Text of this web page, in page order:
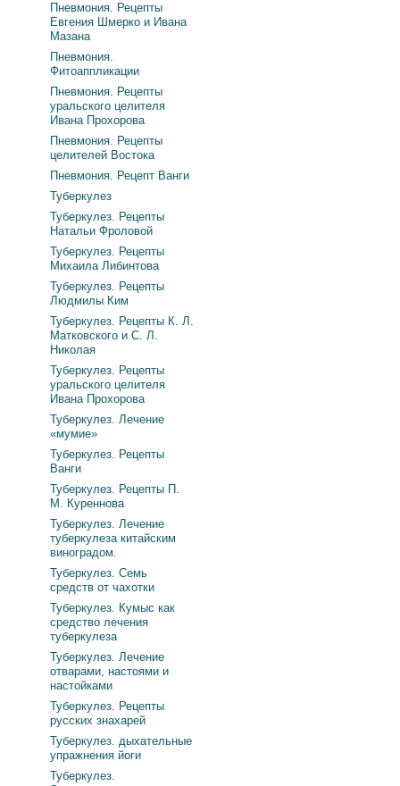
Пневмония. Рецепты
Евгения Шмерко и Ивана
Мазана
Пневмония.
Фитоаппликации
Пневмония. Рецепты
уральского целителя
Ивана Прохорова
Пневмония. Рецепты
целителей Востока
Пневмония. Рецепт Ванги
Туберкулез
Туберкулез. Рецепты
Натальи Фроловой
Туберкулез. Рецепты
Михаила Либинтова
Туберкулез. Рецепты
Людмилы Ким
Туберкулез. Рецепты К. Л.
Матковского и С. Л.
Николая
Туберкулез. Рецепты
уральского целителя
Ивана Прохорова
Туберкулез. Лечение
«мумие»
Туберкулез. Рецепты
Ванги
Туберкулез. Рецепты П.
М. Куреннова
Туберкулез. Лечение
туберкулеза китайским
виноградом.
Туберкулез. Семь
средств от чахотки
Туберкулез. Кумыс как
средство лечения
туберкулеза
Туберкулез. Лечение
отварами, настоями и
настойками
Туберкулез. Рецепты
русских знахарей
Туберкулез. дыхательные
упражнения йоги
Туберкулез.